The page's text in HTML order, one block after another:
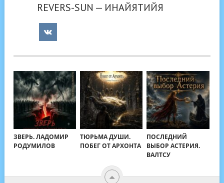
REVERS-SUN — ИНАЙЯТИЙЯ
ЗВЕРЬ. ЛАДОМИР
РОДУМИЛОВ
ТЮРЬМА ДУШИ.
ПОБЕГ ОТ АРХОНТА
ПОСЛЕДНИЙ
ВЫБОР АСТЕРИЯ.
ВАЛТСУ